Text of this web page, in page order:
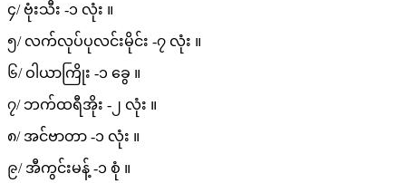
၄/ ဗုံးသီး -၁ လုံး ။
၅/ လက်လုပ်ပုလင်းမိုင်း -၇ လုံး ။
၆/ ဝါယာကြိုး -၁ ခွေ ။
၇/ ဘက်ထရီအိုး -၂ လုံး ။
၈/ အင်ဗာတာ -၁ လုံး ။
၉/ အီကွင်းမန့် -၁ စုံ ။